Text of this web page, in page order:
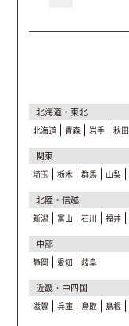
北海道・東北
北海道 青森 岩手 秋田
関東
埼玉 栃木 群馬 山梨
北陸・信越
新潟 富山 石川 福井
中部
静岡 愛知 岐阜
近畿・中四国
滋賀 兵庫 鳥取 島根